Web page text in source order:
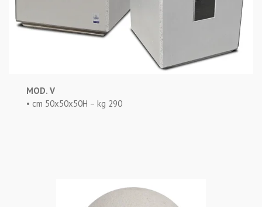
MOD. V
• cm 50x50x50H – kg 290